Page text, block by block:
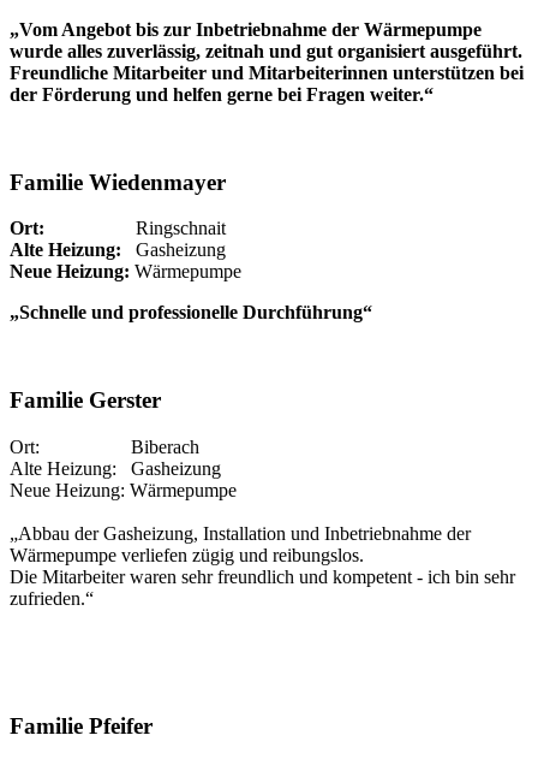
„Vom Angebot bis zur Inbetriebnahme der Wärmepumpe
wurde alles zuverlässig, zeitnah und gut organisiert ausgeführt.
Freundliche Mitarbeiter und Mitarbeiterinnen unterstützen bei
der Förderung und helfen gerne bei Fragen weiter.“
Familie Wiedenmayer
Ort: Ringschnait
Alte Heizung: Gasheizung
Neue Heizung: Wärmepumpe
„Schnelle und professionelle Durchführung“
Familie Gerster
Ort: Biberach
Alte Heizung: Gasheizung
Neue Heizung: Wärmepumpe
„Abbau der Gasheizung, Installation und Inbetriebnahme der
Wärmepumpe verliefen zügig und reibungslos.
Die Mitarbeiter waren sehr freundlich und kompetent - ich bin sehr
zufrieden.“
Familie Pfeifer